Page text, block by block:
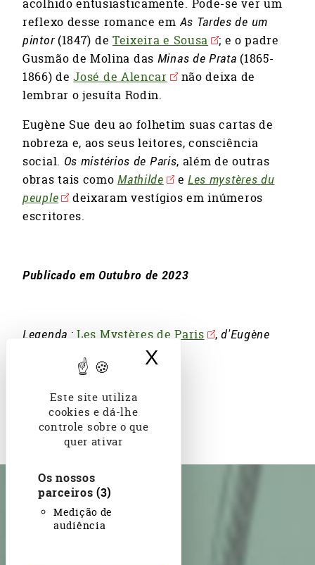
Este site utiliza
cookies e dá-lhe
controle sobre o que
quer ativar
Os nossos
parceiros (3)
Medição de
audiência
X
acolhido entusiasticamente. Pode-se ver um
reflexo desse romance emAs Tardes de um
pintor(1847) de Teixeira e Sousa
; e o padre
Gusmão de Molina das Minas de Prata (1865-
1866) deJosé de Alencar
não deixa de
lembrar o jesuíta Rodin.
Eugène Sue deu ao folhetim suas cartas de
nobreza e, aos seus leitores, consciência
social. Os mistérios de Paris, além de outras
obras tais comoMathilde e Les mystères du
peuple
deixaram vestígios em inúmeros
escritores.
Publicado em Outubro de 2023
Legenda :Les Mystères de Paris ,d'Eugène
Sue, C. Gosselin, 1842-1843